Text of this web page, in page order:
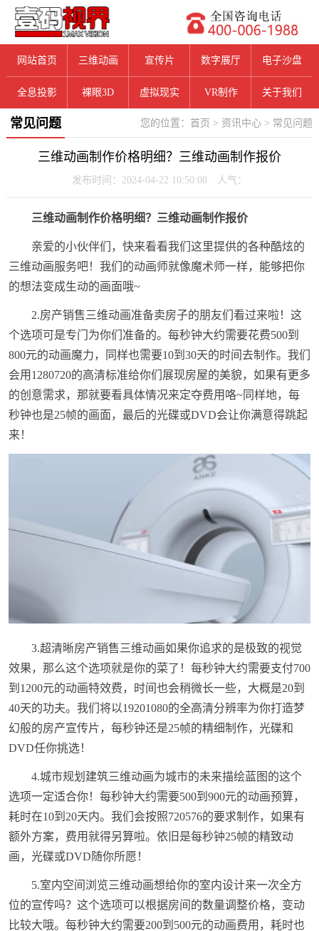
网站首页 三维动画 宣传片 数字展厅 电子沙盘
全息投影 裸眼3D 虚拟现实 VR制作 关于我们
您的位置： 首页 > 资讯中心 > 常见问题
常见问题
三维动画制作价格明细？三维动画制作报价
发布时间：2024-04-22 10:50:08 人气：
三维动画制作价格明细？三维动画制作报价
亲爱的小伙伴们，快来看看我们这里提供的各种酷炫的
三维动画服务吧！我们的动画师就像魔术师一样，能够把你
的想法变成生动的画面哦~
2.房产销售三维动画准备卖房子的朋友们看过来啦！这
个选项可是专门为你们准备的。每秒钟大约需要花费500到
800元的动画魔力，同样也需要10到30天的时间去制作。我们
会用1280720的高清标准给你们展现房屋的美貌，如果有更多
的创意需求，那就要看具体情况来定夺费用咯~同样地，每
秒钟也是25帧的画面，最后的光碟或DVD会让你满意得跳起
来！
3.超清晰房产销售三维动画如果你追求的是极致的视觉
效果，那么这个选项就是你的菜了！每秒钟大约需要支付700
到1200元的动画特效费，时间也会稍微长一些，大概是20到
40天的功夫。我们将以19201080的全高清分辨率为你打造梦
幻般的房产宣传片，每秒钟还是25帧的精细制作，光碟和
DVD任你挑选！
4.城市规划建筑三维动画为城市的未来描绘蓝图的这个
选项一定适合你！每秒钟大约需要500到900元的动画预算，
耗时在10到20天内。我们会按照720576的要求制作，如果有
额外方案，费用就得另算啦。依旧是每秒钟25帧的精致动
画，光碟或DVD随你所愿！
5.室内空间浏览三维动画想给你的室内设计来一次全方
位的宣传吗？这个选项可以根据房间的数量调整价格，变动
比较大哦。每秒钟大约需要200到500元的动画费用，耗时也